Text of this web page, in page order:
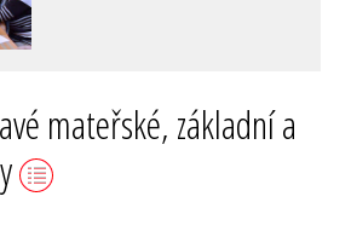
mateřské, základní a